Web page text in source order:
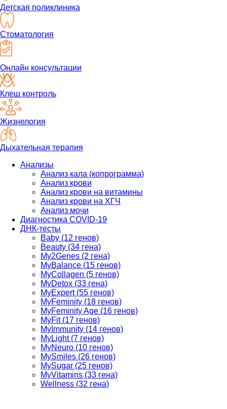
Детская поликлиника
Стоматология
Онлайн консультации
Клещ контроль
Жизнелогия
Дыхательная терапия
Анализы
Анализ кала (копрограмма)
Анализ крови
Анализ крови на витамины
Анализ крови на ХГЧ
Анализ мочи
Диагностика COVID-19
ДНК-тесты
Baby (12 генов)
Beauty (34 гена)
My2Genes (2 гена)
MyBalance (15 генов)
MyCollagen (5 генов)
MyDetox (33 гена)
MyExpert (55 генов)
MyFeminity (18 генов)
MyFeminity Age (16 генов)
MyFit (17 генов)
MyImmunity (14 генов)
MyLight (7 генов)
MyNeuro (10 генов)
MySmiles (26 генов)
MySugar (25 генов)
MyVitamins (33 гена)
Wellness (32 гена)